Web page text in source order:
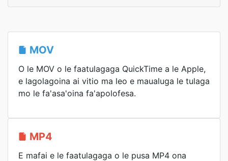
MOV
O le MOV o le faatulagaga QuickTime a le Apple,
e lagolagoina ai vitio ma leo e maualuga le tulaga
mo le fa'asa'oina fa'apolofesa.
MP4
E mafai e le faatulagaga o le pusa MP4 ona